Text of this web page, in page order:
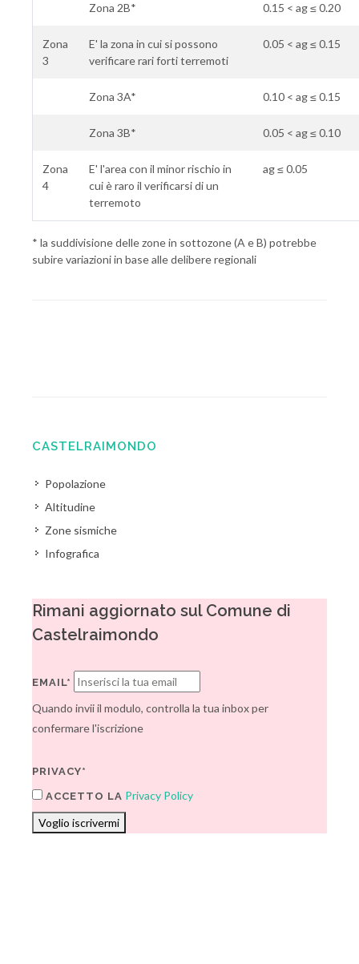
Zona 2B* 0.15 < ag ≤ 0.20
Zona
3
E' la zona in cui si possono
verificare rari forti terremoti
0.05 < ag ≤ 0.15
Zona 3A* 0.10 < ag ≤ 0.15
Zona 3B* 0.05 < ag ≤ 0.10
Zona
4
E' l'area con il minor rischio in
cui è raro il verificarsi di un
terremoto
ag ≤ 0.05
* la suddivisione delle zone in sottozone (A e B) potrebbe
subire variazioni in base alle delibere regionali
CASTELRAIMONDO
Popolazione
Altitudine
Zone sismiche
Infografica
Rimani aggiornato sul Comune di
Castelraimondo
EMAIL*
Quando invii il modulo, controlla la tua inbox per
confermare l'iscrizione
PRIVACY*
ACCETTO LA Privacy Policy
Voglio iscrivermi